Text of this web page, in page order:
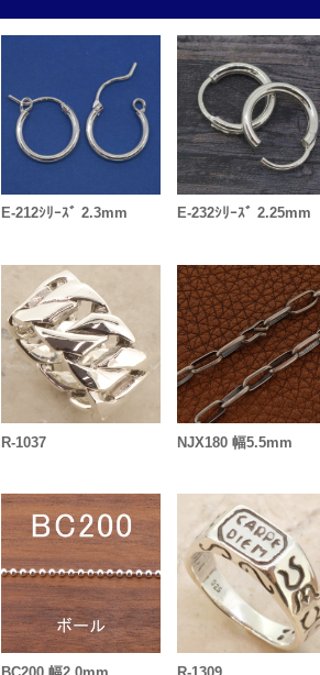
E-212ｼﾘｰｽﾞ 2.3mm E-232ｼﾘｰｽﾞ 2.25mm
R-1037 NJX180 幅5.5mm